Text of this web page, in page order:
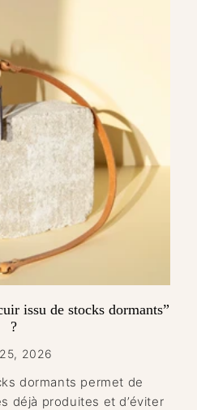
issu de stocks dormants”
?
2026
dormants permet de
déjà produites et d’éviter